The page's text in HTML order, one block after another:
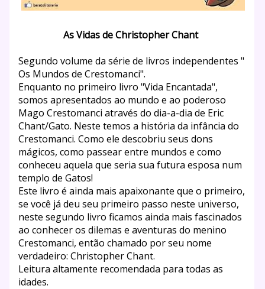
As Vidas de Christopher Chant
Segundo volume da série de livros independentes "
Os Mundos de Crestomanci".
Enquanto no primeiro livro "Vida Encantada",
somos apresentados ao mundo e ao poderoso
Mago Crestomanci através do dia-a-dia de Eric
Chant/Gato. Neste temos a história da infância do
Crestomanci. Como ele descobriu seus dons
mágicos, como passear entre mundos e como
conheceu aquela que seria sua futura esposa num
templo de Gatos!
Este livro é ainda mais apaixonante que o primeiro,
se você já deu seu primeiro passo neste universo,
neste segundo livro ficamos ainda mais fascinados
ao conhecer os dilemas e aventuras do menino
Crestomanci, então chamado por seu nome
verdadeiro: Christopher Chant.
Leitura altamente recomendada para todas as
idades.